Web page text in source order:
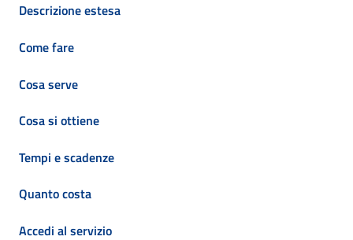
Descrizione estesa
Come fare
Cosa serve
Cosa si ottiene
Tempi e scadenze
Quanto costa
Accedi al servizio